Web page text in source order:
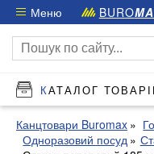
Меню BURO
КАТАЛОГ
Канцтовари Buromax
Одноразовий посуд